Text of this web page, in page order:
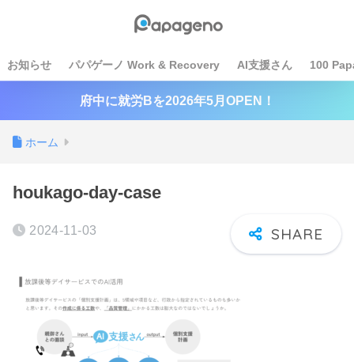
お知らせ パパゲーノ Work & Recovery AI支援さん 100
府中に就労Bを2026年5月OPEN！
ホーム
houkago-day-case
2024-11-03